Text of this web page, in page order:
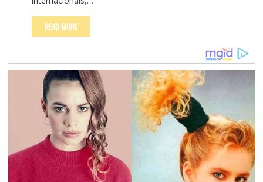
READ MORE